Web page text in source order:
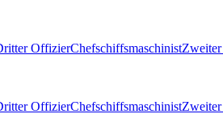
OffizierChefschiffsmaschinist
OffizierChefschiffsmaschinist